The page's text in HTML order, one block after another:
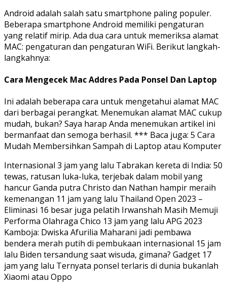
Android adalah salah satu smartphone paling populer.
Beberapa smartphone Android memiliki pengaturan
yang relatif mirip. Ada dua cara untuk memeriksa alamat
MAC: pengaturan dan pengaturan WiFi. Berikut langkah-
langkahnya:
Cara Mengecek Mac Addres Pada Ponsel Dan Laptop
Ini adalah beberapa cara untuk mengetahui alamat MAC
dari berbagai perangkat. Menemukan alamat MAC cukup
mudah, bukan? Saya harap Anda menemukan artikel ini
bermanfaat dan semoga berhasil. *** Baca juga: 5 Cara
Mudah Membersihkan Sampah di Laptop atau Komputer
Internasional 3 jam yang lalu Tabrakan kereta di India: 50
tewas, ratusan luka-luka, terjebak dalam mobil yang
hancur Ganda putra Christo dan Nathan hampir meraih
kemenangan 11 jam yang lalu Thailand Open 2023 –
Eliminasi 16 besar juga pelatih Irwanshah Masih Memuji
Performa Olahraga Chico 13 jam yang lalu APG 2023
Kamboja: Dwiska Afurilia Maharani jadi pembawa
bendera merah putih di pembukaan internasional 15 jam
lalu Biden tersandung saat wisuda, gimana? Gadget 17
jam yang lalu Ternyata ponsel terlaris di dunia bukanlah
Xiaomi atau Oppo